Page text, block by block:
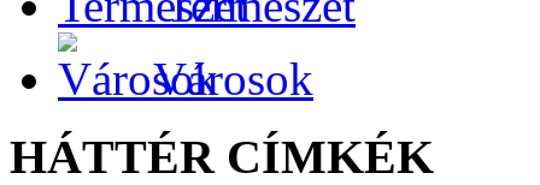
Városok
HÁTTÉR CÍMKÉK